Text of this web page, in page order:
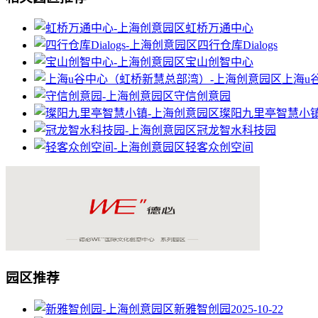
虹桥万通中心
四行仓库Dialogs
宝山创智中心
上海u
守信创意园
璨阳九里亭智慧小
冠龙智水科技园
轻客众创空间
园区推荐
新雅智创园 2025-10-22